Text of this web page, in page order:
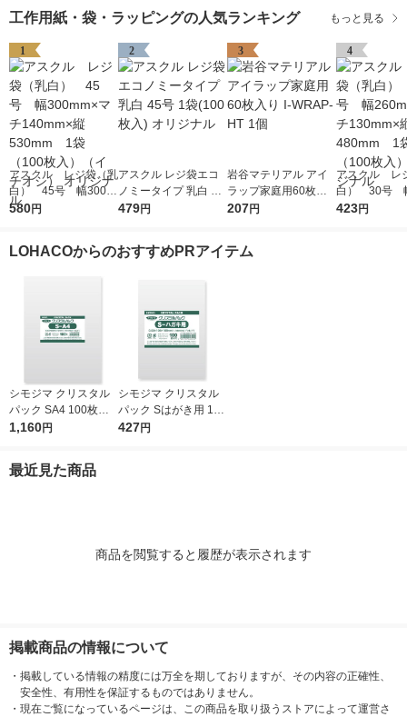
工作用紙・袋・ラッピングの人気ランキング もっと見る
1
アスクル レジ袋（乳
白） 45号 幅300m
m×マチ140mm×縦53
リジナル
580円
2
アスクル レジ袋エコ
ノミータイプ 乳白 45
号 1袋(100枚入) オリ
479円
3
岩谷マテリアル アイ
ラップ家庭用60枚入
り I-WRAP-HT 1個
207円
4
アスクル レ
白） 30号
m×マチ
423円
LOHACOからのおすすめPRアイテム
シモジマ クリスタル
パック SA4 100枚入 6
739200 1袋(100枚入)
1,160円
シモジマ クリスタル
パック Sはがき用 100
枚入 6751700 1袋(10
427円
最近見た商品
商品を閲覧すると履歴が表示されます
掲載商品の情報について
・ 掲載している情報の精度には万全を期しておりますが、その内容の正確性、
安全性、有用性を保証するものではありません。
・ 現在ご覧になっているページは、この商品を取り扱うストアによって運営さ